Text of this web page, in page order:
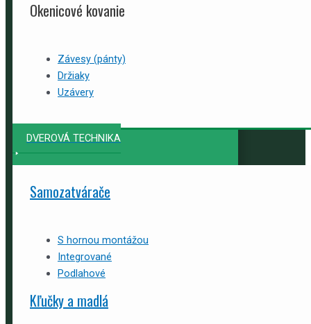
Okenicové kovanie
Závesy (pánty)
Držiaky
Uzávery
DVEROVÁ TECHNIKA
Samozatvárače
S hornou montážou
Integrované
Podlahové
Kľučky a madlá